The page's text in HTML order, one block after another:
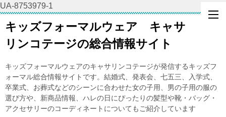
UA-8753979-1
キッズフォーマルウェア キャサ
リンコテージの総合情報サイト
キッズフォーマルウェアのキャサリンコテージが発信するキッズフ
ォーマル総合情報サイトです。結婚式、発表会、七五三、入学式、
卒業式、お葬式などのシーンに合わせた女の子用、男の子用の服の
選び方や、新商品情報、ハレの日にぴったりの髪型や靴・バッグ・
アクセサリーのコーディネートについてもご紹介しています